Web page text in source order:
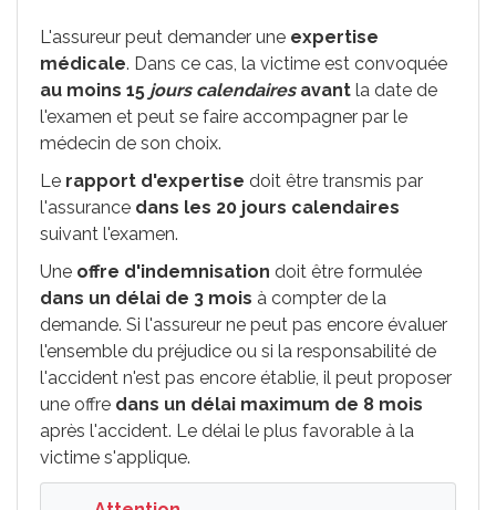
L'assureur peut demander une expertise
médicale. Dans ce cas, la victime est convoquée
au moins 15 jours calendairesavant la date de
l'examen et peut se faire accompagner par le
médecin de son choix.
Le rapport d'expertise doit être transmis par
l'assurance dans les 20 jours calendaires
suivant l'examen.
Une offre d'indemnisation doit être formulée
dans un délai de 3 mois à compter de la
demande. Si l'assureur ne peut pas encore évaluer
l'ensemble du préjudice ou si la responsabilité de
l'accident n'est pas encore établie, il peut proposer
une offre dans un délai maximum de 8 mois
après l'accident. Le délai le plus favorable à la
victime s'applique.